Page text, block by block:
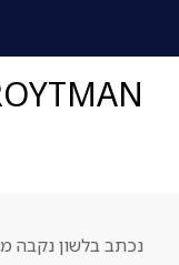
נכתב בלשון נקבה